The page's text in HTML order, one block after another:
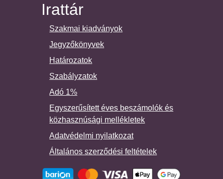
Irattár
Szakmai kiadványok
Jegyzőkönyvek
Határozatok
Szabályzatok
Adó 1%
Egyszerűsített éves beszámolók és
közhasznúsági mellékletek
Adatvédelmi nyilatkozat
Általános szerződési feltételek